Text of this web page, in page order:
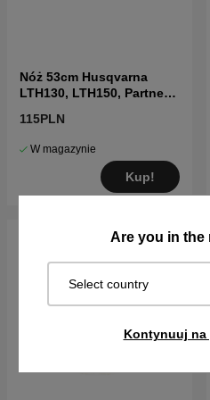
Are you in the
Select country
Kontynuuj
Nóż 53cm Husqvarna
LTH130, LTH150, Partner
115PLN
W magazynie
Kup!